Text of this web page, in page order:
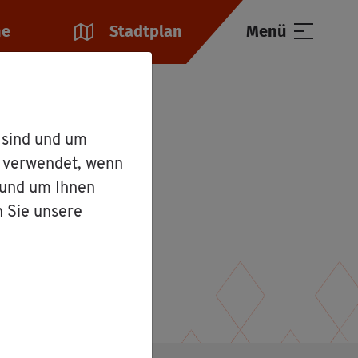
und um
wenn
um Ihnen
Sie unsere
Stadt­plan Menü